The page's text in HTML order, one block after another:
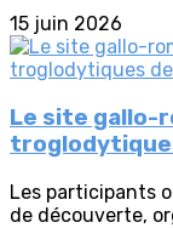
15 juin 2026
Le site gallo-
Les participants
de découverte,